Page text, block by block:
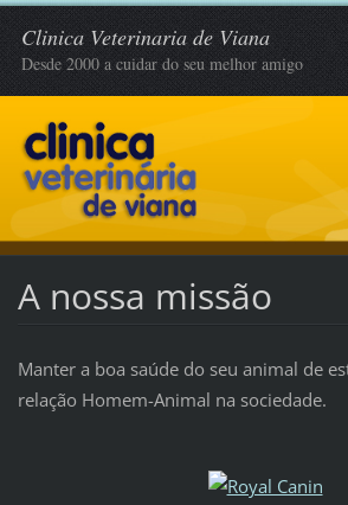
Clinica Veterinaria de Viana
Desde 2000 a cuidar do seu melhor amigo
A nossa missão
Manter a boa saúde do seu animal de
relação Homem-Animal na sociedade.